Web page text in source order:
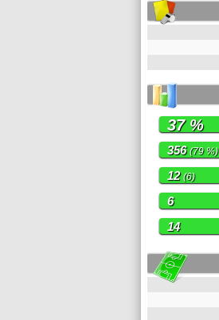
37 %
356(79 %)
12(6)
6
14